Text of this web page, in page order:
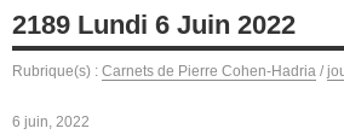
2189 Lundi 6 Juin 2022
Rubrique(s) : Carnets de Pierre Cohen-Hadria /
6 juin, 2022